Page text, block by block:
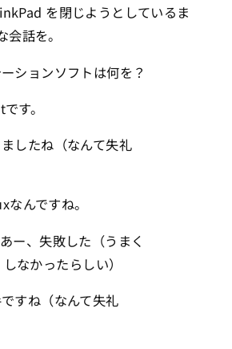
を閉じようとしているま
話を。
ションソフトは何を？
す。
したね（なんて失礼
なんですね。
ー、失敗した（うまく
なかったらしい）
すね（なんて失礼